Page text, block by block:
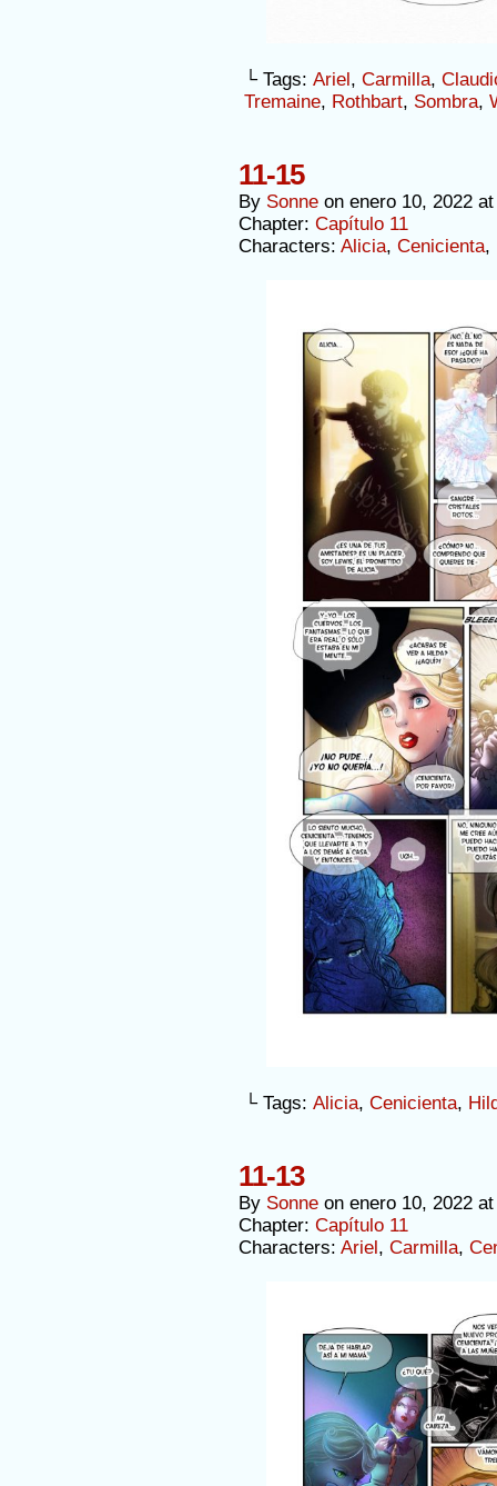
└ Tags: Ariel , Carmilla,
Tremaine, Rothbart, Sombra,
11-15
By Sonne on enero 10, 2022
Chapter: Capítulo 11
Characters: Alicia, Cenicienta,
└ Tags: Alicia, Cenicienta,
11-13
By Sonne on enero 10, 2022
Chapter: Capítulo 11
Characters: Ariel, Carmilla,